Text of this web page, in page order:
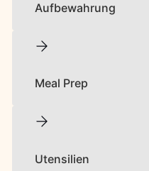
Aufbewahrung
Meal Prep
Utensilien